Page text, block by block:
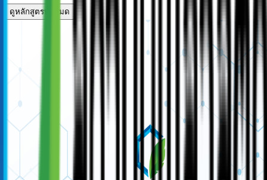
ดูหลักสูตรทั้งหมด